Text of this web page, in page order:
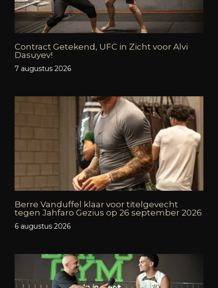
Contract Getekend, UFC in Zicht voor Alvi
Dasuyev!
7 augustus 2026
Berre Vanduffel klaar voor titelgevecht
tegen Jahfaro Gezius op 26 september 2026
6 augustus 2026